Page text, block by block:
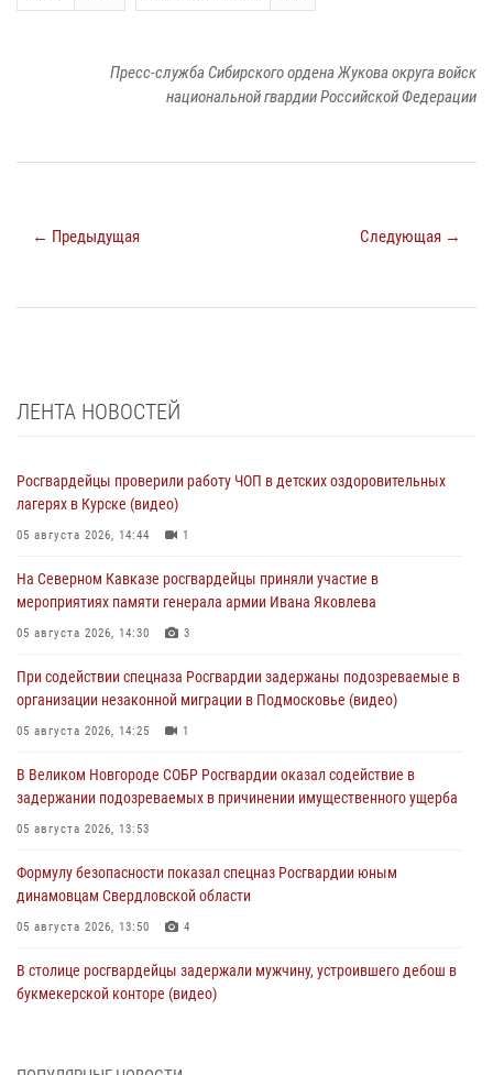
Пресс-служба Сибирского ордена Жукова округа войск
национальной гвардии Российской Федерации
← Предыдущая Следующая →
ЛЕНТА НОВОСТЕЙ
Росгвардейцы проверили работу ЧОП в детских оздоровительных
лагерях в Курске (видео)
05 августа 2026, 14:44 1
На Северном Кавказе росгвардейцы приняли участие в
мероприятиях памяти генерала армии Ивана Яковлева
05 августа 2026, 14:30 3
При содействии спецназа Росгвардии задержаны подозреваемые в
организации незаконной миграции в Подмосковье (видео)
05 августа 2026, 14:25 1
В Великом Новгороде СОБР Росгвардии оказал содействие в
задержании подозреваемых в причинении имущественного ущерба
05 августа 2026, 13:53
Формулу безопасности показал спецназ Росгвардии юным
динамовцам Свердловской области
05 августа 2026, 13:50 4
В столице росгвардейцы задержали мужчину, устроившего дебош в
букмекерской конторе (видео)
В Удмуртии при силовой поддержке спецназа Росгвардии